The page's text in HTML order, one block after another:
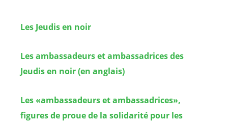
Les Jeudis en noir
Les ambassadeurs et ambassadrices des
Jeudis en noir (en anglais)
Les «ambassadeurs et ambassadrices»,
figures de proue de la solidarité pour les